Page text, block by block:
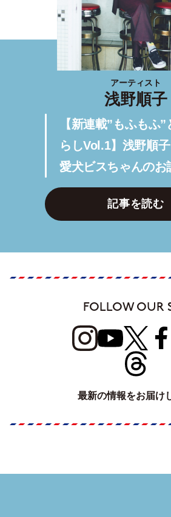
アーティスト
浅野順子
【新連載”もふもふ
らしVol.1】浅野順
愛犬ビスちゃんのお
記事を読む
FOLLOW OUR
最新の情報をお届け